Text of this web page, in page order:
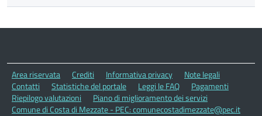
Area riservata Crediti Informativa privacy
Note legali
Contatti
Statistiche del portale Leggi le FAQ
Pagamenti
Riepilogo valutazioni
Piano di miglioramento dei servizi
Comune di Costa di Mezzate - PEC: comunecostadimezzate@pec.it